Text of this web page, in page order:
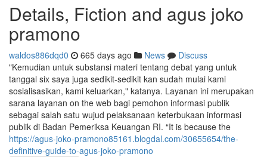
Details, Fiction and agus joko
pramono
waldos886dqd0 665 days ago News
Discuss
"Kemudian untuk substansi materi tentang debat yang untuk
tanggal six saya juga sedikit-sedikit kan sudah mulai kami
sosialisasikan, kami keluarkan," katanya. Layanan ini merupakan
sarana layanan on the web bagi pemohon informasi publik
sebagai salah satu wujud pelaksanaan keterbukaan informasi
publik di Badan Pemeriksa Keuangan RI. “It is because the
https://agus-joko-pramono85161.blogdal.com/30655654/the-
definitive-guide-to-agus-joko-pramono